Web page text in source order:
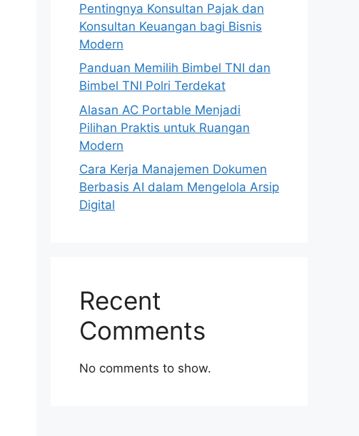
Pentingnya Konsultan Pajak dan
Konsultan Keuangan bagi Bisnis
Modern
Panduan Memilih Bimbel TNI dan
Bimbel TNI Polri Terdekat
Alasan AC Portable Menjadi
Pilihan Praktis untuk Ruangan
Modern
Cara Kerja Manajemen Dokumen
Berbasis AI dalam Mengelola Arsip
Digital
Recent
Comments
No comments to show.